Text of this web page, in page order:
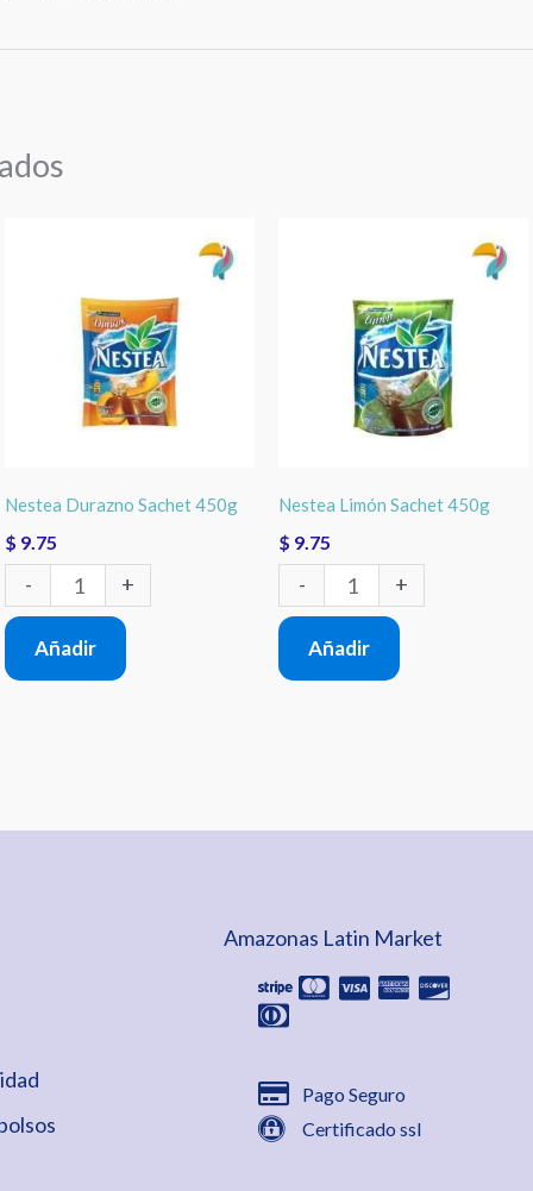
Nestea Durazno Sachet 450g
$ 9.75
-
cantidad
+
Añadir
Nestea Limón Sachet 450g
$ 9.75
-
cantidad
+
Añadir
Amazonas Latin Market
Pago Seguro
Certificado ssl